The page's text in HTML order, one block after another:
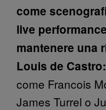
come
live
mantenere una
Louis de Castro:
come Francois
James Turrel o